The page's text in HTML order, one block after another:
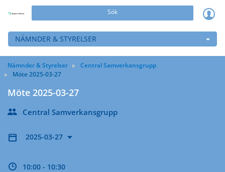
Sök
NÄMNDER & STYRELSER
Nämnder & Styrelser
Central Samverkansgrupp
Möte 2025-03-27
Möte 2025-03-27
Central Samverkansgrupp
2025-03-27
10:00 - 10:30